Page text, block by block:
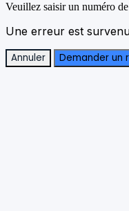
Veuillez saisir un numéro
Une erreur est
Annuler Demander un